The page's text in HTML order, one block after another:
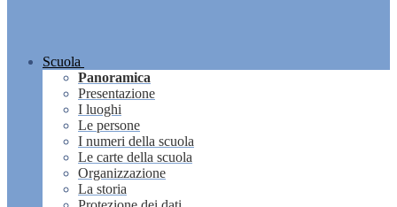
Scuola
Panoramica
Presentazione
I luoghi
Le persone
I numeri della scuola
Le carte della scuola
Organizzazione
La storia